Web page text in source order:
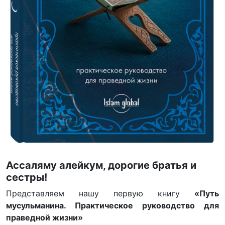
Ассаляму алейкум, дорогие братья и
сестры!
Представляем нашу первую книгу «Путь
мусульманина. Практическое руководство для
праведной жизни»